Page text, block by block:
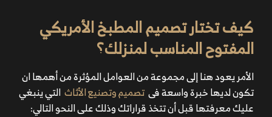
كيف تختار تصميم المطبخ الأمريكي
المفتوح المناسب لمنزلك؟
الأمر يعود هنا إلى مجموعة من العوامل المؤثرة من أهمها ان
تكون لديها خبرة واسعة فى تصميم وتصنيع الأثاث التي ينبغي
عليك معرفتها قبل أن تتخذ قراراتك وذلك على النحو التالي: